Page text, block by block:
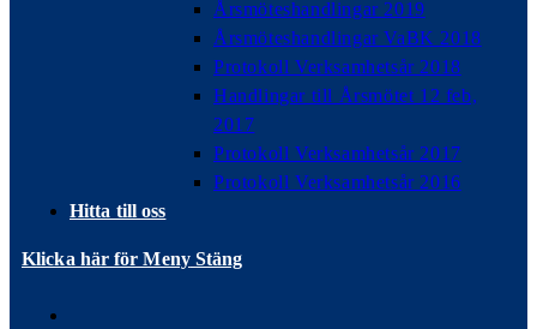
Årsmöteshandlingar 2019
Årsmöteshandlingar VaBK 2018
Protokoll Verksamhetsår 2018
Handlingar till Årsmötet 12 feb,
2017
Protokoll Verksamhetsår 2017
Protokoll Verksamhetsår 2016
Hitta till oss
Klicka här för Meny Stäng